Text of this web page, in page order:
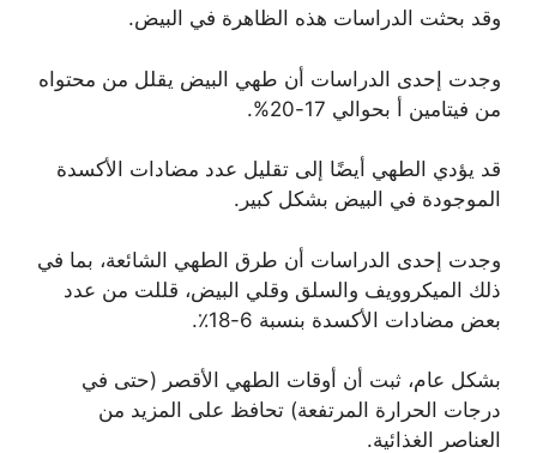
وقد بحثت الدراسات هذه الظاهرة في البيض.
وجدت إحدى الدراسات أن طهي البيض يقلل من محتواه
من فيتامين أ بحوالي 17-20%.
قد يؤدي الطهي أيضًا إلى تقليل عدد مضادات الأكسدة
الموجودة في البيض بشكل كبير.
وجدت إحدى الدراسات أن طرق الطهي الشائعة، بما في
ذلك الميكروويف والسلق وقلي البيض، قللت من عدد
بعض مضادات الأكسدة بنسبة 6-18٪.
بشكل عام، ثبت أن أوقات الطهي الأقصر (حتى في
درجات الحرارة المرتفعة) تحافظ على المزيد من
العناصر الغذائية.